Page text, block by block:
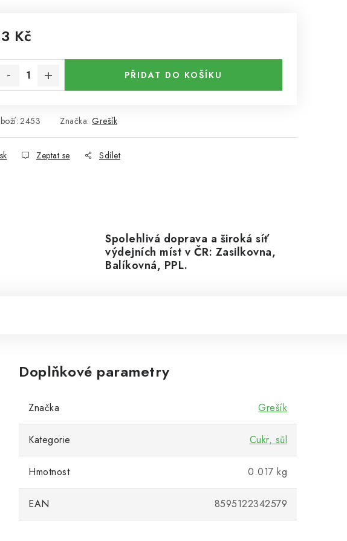
Kč
PŘIDAT DO KOŠÍKU
2453 Značka: Grešík
Zeptat se Sdílet
Spolehlivá doprava a široká síť
výdejních míst v ČR: Zasilkovna,
Balíkovná, PPL.
Doplňkové parametry
Značka Grešík
Kategorie Cukr, sůl
Hmotnost 0.017 kg
EAN 8595122342579